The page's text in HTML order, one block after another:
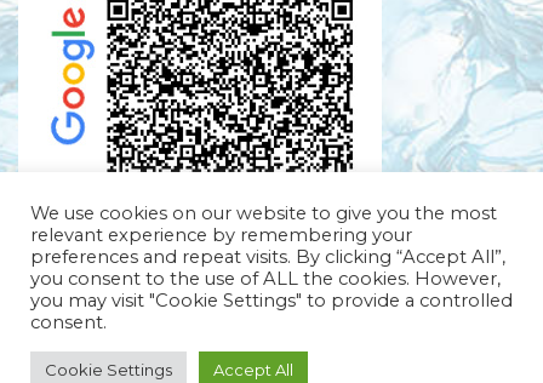
We use cookies on our website to give you the most
relevant experience by remembering your
preferences and repeat visits. By clicking “Accept All”,
you consent to the use of ALL the cookies. However,
you may visit "Cookie Settings" to provide a controlled
consent.
Cookie Settings Accept All